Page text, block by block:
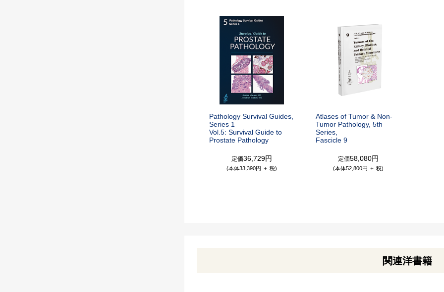
Pathology Survival Guides,
Series 1
Vol.5: Survival Guide to
Prostate Pathology
定価36,729円
(本体33,390円 ＋ 税)
Atlases of Tumor & Non-
Tumor Pathology, 5th
Series,
Fascicle 9
定価58,080円
(本体52,800円 ＋ 税)
関連洋書籍